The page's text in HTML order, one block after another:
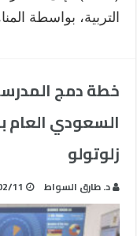
التربية، بواسطة
خطة دمج
السعودي العام
زلوتولو
د. طارق السواط 11